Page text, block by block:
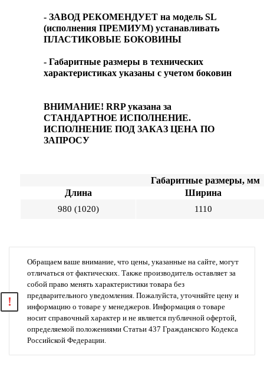
- ЗАВОД РЕКОМЕНДУЕТ на модель SL
(исполнения ПРЕМИУМ) устанавливать
ПЛАСТИКОВЫЕ БОКОВИНЫ
- Габаритные размеры в технических
характеристиках указаны с учетом боковин
ВНИМАНИЕ! RRP указана за
СТАНДАРТНОЕ ИСПОЛНЕНИЕ.
ИСПОЛНЕНИЕ ПОД ЗАКАЗ ЦЕНА ПО
ЗАПРОСУ
Габаритные размеры, мм
Длина
Ширина
980 (1020) 1110
Обращаем ваше внимание, что цены, указанные на сайте, могут
отличаться от фактических. Также производитель оставляет за
собой право менять характеристики товара без
предварительного уведомления. Пожалуйста, уточняйте цену и
информацию о товаре у менеджеров. Информация о товаре
носит справочный характер и не является публичной офертой,
определяемой положениями Статьи 437 Гражданского Кодекса
Российской Федерации.